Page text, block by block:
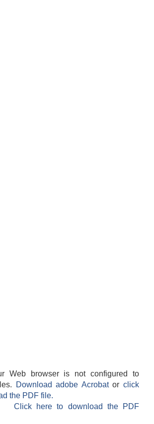
Web browser is not configured to
Download adobe Acrobatorclick
the PDF file.
Click here to download the PDF